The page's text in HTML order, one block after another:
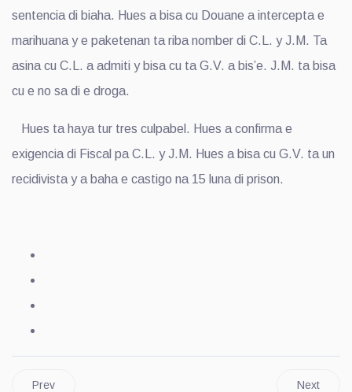
sentencia di biaha. Hues a bisa cu Douane a intercepta e
marihuana y e paketenan ta riba nomber di C.L. y J.M. Ta
asina cu C.L. a admiti y bisa cu ta G.V. a bis’e. J.M. ta bisa
cu e no sa di e droga.
Hues ta haya tur tres culpabel. Hues a confirma e
exigencia di Fiscal pa C.L. y J.M. Hues a bisa cu G.V. ta un
recidivista y a baha e castigo na 15 luna di prison.
Prev Next